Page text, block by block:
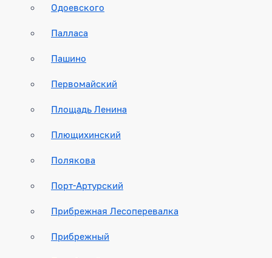
Одоевского
Палласа
Пашино
Первомайский
Площадь Ленина
Плющихинский
Полякова
Порт-Артурский
Прибрежная Лесоперевалка
Прибрежный